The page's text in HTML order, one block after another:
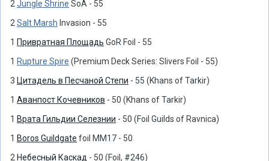
2Jungle Shrine SoA - 55
2Salt Marsh Invasion - 55
1 Привратная Площадь GoR Foil - 55
1 Rupture Spire (Premium Deck Series: Slivers Foil - 55)
3 Цитадель в Песчаной Степи - 55 (Khans of Tarkir)
1 Аванпост Кочевников - 50 (Khans of Tarkir)
1 Врата Гильдии Селезнии - 50 (Foil Guilds of Ravnica)
1 Boros Guildgate foil MM17 - 50
2 Небесный Каскад - 50 (Foil, #246)